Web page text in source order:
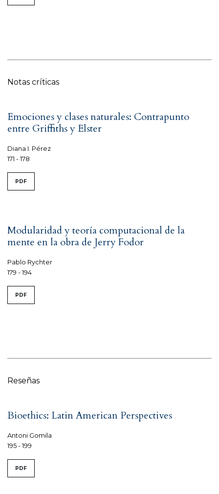
Notas críticas
Emociones y clases naturales: Contrapunto
entre Griffiths y Elster
Diana I. Pérez
171 - 178
PDF
Modularidad y teoría computacional de la
mente en la obra de Jerry Fodor
Pablo Rychter
179 - 194
PDF
Reseñas
Bioethics: Latin American Perspectives
Antoni Gomila
195 - 199
PDF